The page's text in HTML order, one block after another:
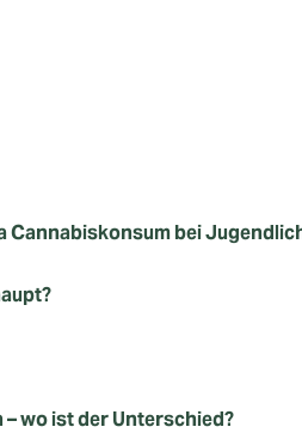
Cannabiskonsum bei
wo ist der Unterschied?